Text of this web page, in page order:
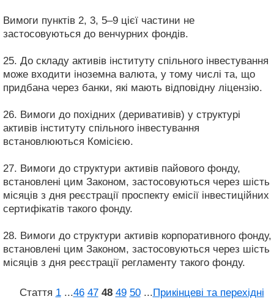
Вимоги пунктів 2, 3, 5–9 цієї частини не
застосовуються до венчурних фондів.
25. До складу активів інституту спільного інвестування
може входити іноземна валюта, у тому числі та, що
придбана через банки, які мають відповідну ліцензію.
26. Вимоги до похідних (деривативів) у структурі
активів інституту спільного інвестування
встановлюються Комісією.
27. Вимоги до структури активів пайового фонду,
встановлені цим Законом, застосовуються через шість
місяців з дня реєстрації проспекту емісії інвестиційних
сертифікатів такого фонду.
28. Вимоги до структури активів корпоративного фонду,
встановлені цим Законом, застосовуються через шість
місяців з дня реєстрації регламенту такого фонду.
Стаття 1 ...46 47 48 49 50 ...Прикінцеві та перехідні